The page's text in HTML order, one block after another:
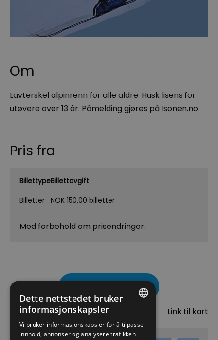
Om
Lavterskel alpinrenn for alle aldre. Husk lisens for
utøvere over 13 år. Påmelding gjøres på Isonen.no
Pris fra
BillettypeBillettavgift
Billetter NOK 150,00 billetter
Med forbehold om prisendringer.
Kart Link til kart
NORWEGIAN
Dette nettstedet bruker
informasjonskapsler
Vi bruker informasjonskapsler for å tilpasse
innhold, annonser og analysere trafikken